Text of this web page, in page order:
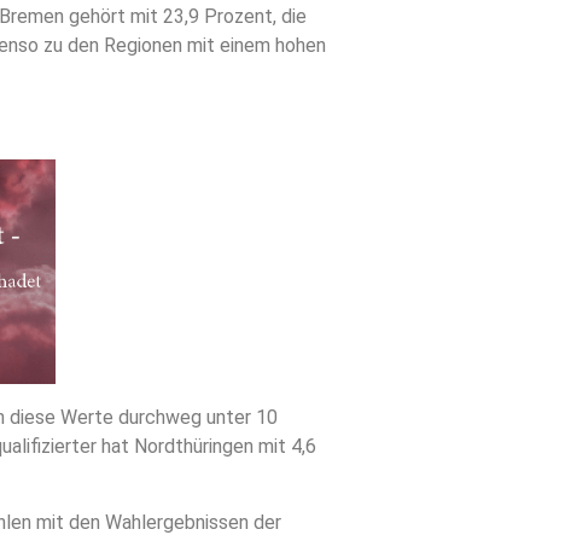
gehört mit 23,9 Prozent, die
zu den Regionen mit einem hohen
diese Werte durchweg unter 10
hat Nordthüringen mit 4,6
mit den Wahlergebnissen der